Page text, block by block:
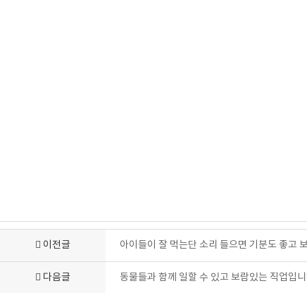
이전글 아이들이 잘 먹는단 소리 들으면 기분도 좋고
다음글
동물들과 함께 일할 수 있고 보람있는 직업입